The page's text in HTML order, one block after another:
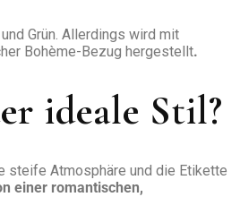
Grün. Allerdings wird mit
Bohème-Bezug hergestellt.
ideale Stil?
steife Atmosphäre und die Etikette
einer romantischen,